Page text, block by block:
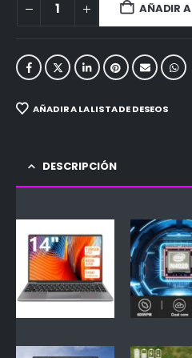
AÑADIR
AÑADIR A LA LISTA DE DESEOS
DESCRIPCIÓN